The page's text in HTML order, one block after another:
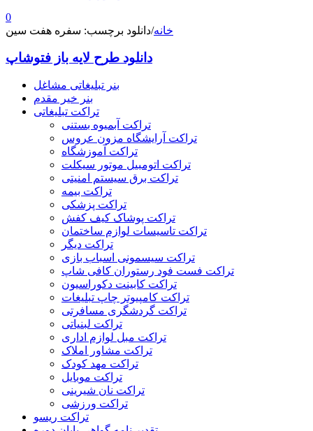
0
خانه/دانلود برچسب: سفره هفت سین
دانلود طرح لایه باز فتوشاپ
بنر تبلیغاتی مشاغل
بنر خیر مقدم
تراکت تبلیغاتی
تراکت آبمیوه بستنی
تراکت آرایشگاه مزون عروس
تراکت آموزشگاه
تراکت اتومبیل موتور سیکلت
تراکت برق سیستم امنیتی
تراکت بیمه
تراکت پزشکی
تراکت پوشاک کیف کفش
تراکت تاسیسات لوازم ساختمان
تراکت دیگر
تراکت سیسمونی اسباب بازی
تراکت فست فود رستوران کافی شاپ
تراکت کابینت دکوراسیون
تراکت کامپیوتر چاپ تبلیغات
تراکت گردشگری مسافرتی
تراکت لبنیاتی
تراکت مبل لوازم اداری
تراکت مشاور املاک
تراکت مهد کودک
تراکت موبایل
تراکت نان شیرینی
تراکت ورزشی
تراکت ریسو